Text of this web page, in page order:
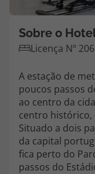
218 925 471
Apoio ao cliente
Custo de uma
A sua agência de
sempre mais perto de
na marcação das suas
center a funcionar todos
das 10:00 às 14:00.
Sobre o
Licença Nº 206
A estação de
poucos passos
ao centro da
centro histórico,
Situado a dois
da capital
fica perto do
passos do